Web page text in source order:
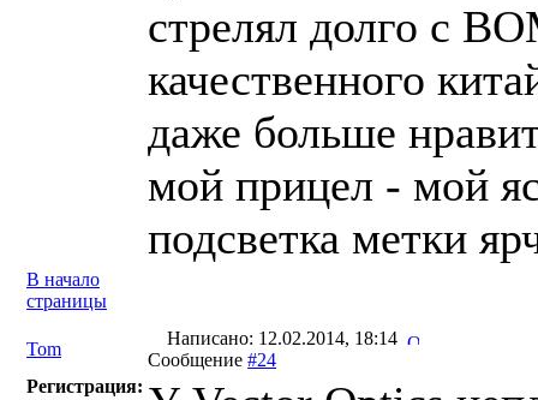
стрелял долго с
качественного
даже больше
мой прицел - мой
подсветка метки
В начало
страницы
Tom
Написано: 12.02.2014, 18:14
Сообщение #24
Регистрация: